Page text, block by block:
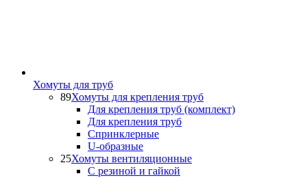
Хомуты для труб
89Хомуты для крепления труб
Для крепления труб (комплект)
Для крепления труб
Спринклерные
U-образные
25Хомуты вентиляционные
С резиной и гайкой